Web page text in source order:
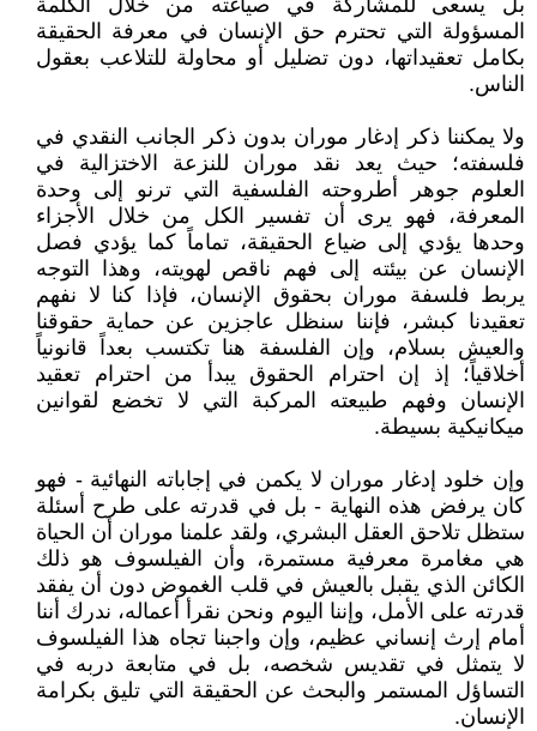
بل يسعى للمشاركة في صياغته من خلال الكلمة
المسؤولة التي تحترم حق الإنسان في معرفة الحقيقة
بكامل تعقيداتها، دون تضليل أو محاولة للتلاعب بعقول
الناس.
ولا يمكننا ذكر إدغار موران بدون ذكر الجانب النقدي في
فلسفته؛ حيث يعد نقد موران للنزعة الاختزالية في
العلوم جوهر أطروحته الفلسفية التي ترنو إلى وحدة
المعرفة، فهو يرى أن تفسير الكل من خلال الأجزاء
وحدها يؤدي إلى ضياع الحقيقة، تماماً كما يؤدي فصل
الإنسان عن بيئته إلى فهم ناقص لهويته، وهذا التوجه
يربط فلسفة موران بحقوق الإنسان، فإذا كنا لا نفهم
تعقيدنا كبشر، فإننا سنظل عاجزين عن حماية حقوقنا
والعيش بسلام، وإن الفلسفة هنا تكتسب بعداً قانونياً
أخلاقياً؛ إذ إن احترام الحقوق يبدأ من احترام تعقيد
الإنسان وفهم طبيعته المركبة التي لا تخضع لقوانين
ميكانيكية بسيطة.
وإن خلود إدغار موران لا يكمن في إجاباته النهائية - فهو
كان يرفض هذه النهاية - بل في قدرته على طرح أسئلة
ستظل تلاحق العقل البشري، ولقد علمنا موران أن الحياة
هي مغامرة معرفية مستمرة، وأن الفيلسوف هو ذلك
الكائن الذي يقبل بالعيش في قلب الغموض دون أن يفقد
قدرته على الأمل، وإننا اليوم ونحن نقرأ أعماله، ندرك أننا
أمام إرث إنساني عظيم، وإن واجبنا تجاه هذا الفيلسوف
لا يتمثل في تقديس شخصه، بل في متابعة دربه في
التساؤل المستمر والبحث عن الحقيقة التي تليق بكرامة
الإنسان.